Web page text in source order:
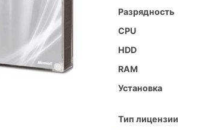
Разрядность
CPU
HDD
RAM
Установка
Тип лицензии